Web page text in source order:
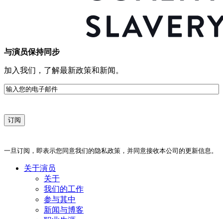
与演员保持同步
加入我们，了解最新政策和新闻。
电
件
一旦订阅，即表示您同意我们的隐私政策，并同意接收本公司的更新信息。
关于演员
关于
我们的工作
参与其中
新闻与博客